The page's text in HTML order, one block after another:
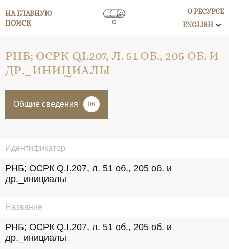
НА ГЛАВНУЮ
ПОИСК
О РЕСУРСЕ
ENGLISH
РНБ; ОСРК Q.I.207, Л. 51 ОБ., 205 ОБ. И
ДР._ИНИЦИАЛЫ
Общие сведения 06
Идентификатор
РНБ; ОСРК Q.I.207, л. 51 об., 205 об. и
др._инициалы
Название
РНБ; ОСРК Q.I.207, л. 51 об., 205 об. и
др._инициалы